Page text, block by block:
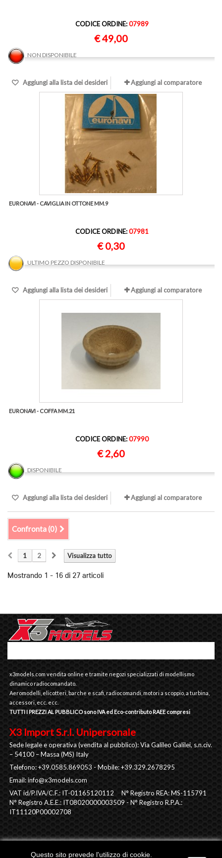
CODICE ORDINE:07989
€ 49,00
NON DISPONIBILE
Aggiungi alla lista dei desideri Aggiungi al comparatore
EURONAVI - CAVIGLIA IN OTTONE MM.9
CODICE ORDINE:07981
€ 0,30
ULTIMO PEZZO DISPONIBILE
Aggiungi alla lista dei desideri Aggiungi al comparatore
EURONAVI - COFFA MM.21
CODICE ORDINE:07990
€ 2,60
DISPONIBILE
Aggiungi alla lista dei desideri Aggiungi al comparatore
Confronta (0)
Visualizza tutto
1 2
Mostrando 1 - 16 di 27 articoli
x3models.com vendita online e tramite negozi specializzati di modellismo
dinamico radiocomandato.
Aeromodelli, elicotteri, barche e scafi, radiocomandi, motori a scoppio, a turbina,
accessori, ecc. ecc.
TUTTI I PREZZI AL PUBBLICO sono IVA ed Eco-contributo RAEE compresi
X3 Import S.r.l. Unipersonale
Sede legale e operativa (vendita al pubblico): Via Galileo Galilei, s.n.civ.
– 54100 – Massa (MS) Italy
Telefono: +39.0585.869053 - Mobile: +39.329.2678295
Email:info@x3models.com
VAT id/P.IVA/C.F.: IT-01165120112 N° Registro REA: MS-115791
N° Registro A.E.E.: IT08020000003509 - N° Registro R.P.A.:
IT11120P00002708
Questo sito prevede l'utilizzo di cookie.